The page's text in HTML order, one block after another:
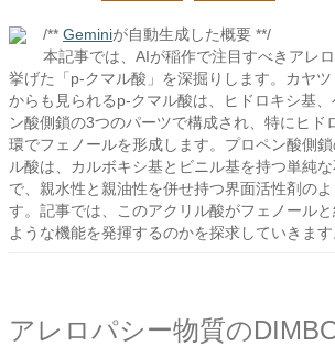
/** Geminiが自動生成した概要 **/
本記事では、AIが稲作で注目すべきアレ
挙げた「p-クマル酸」を深掘りします。カヤ
からも見られるp-クマル酸は、ヒドロキシ基
ン酸側鎖の3つのパーツで構成され、特にヒド
環でフェノールを形成します。プロペン酸側
ル酸は、カルボキシ基とビニル基を持つ単純
で、親水性と親油性を併せ持つ界面活性剤の
す。記事では、このアクリル酸がフェノール
ような機能を発揮するのかを探求していきます